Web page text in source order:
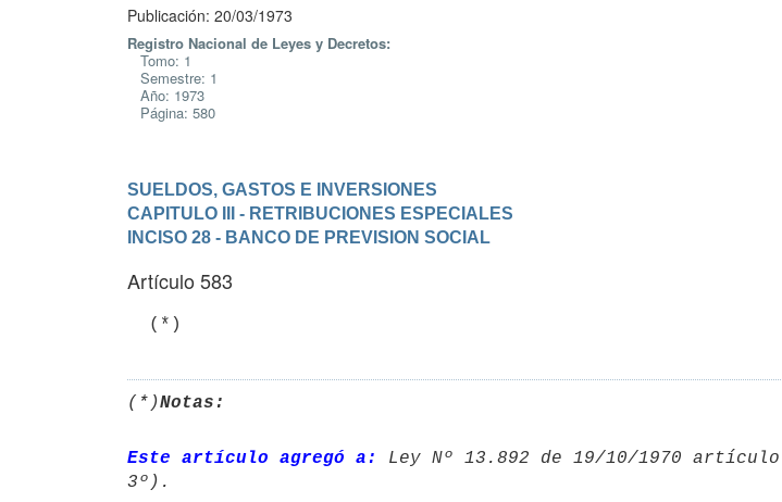
Publicación: 20/03/1973
Registro Nacional de Leyes y Decretos:
Tomo: 1
Semestre: 1
Año: 1973
Página: 580
SUELDOS, GASTOS E INVERSIONES
CAPITULO III - RETRIBUCIONES ESPECIALES
INCISO 28 - BANCO DE PREVISION SOCIAL
Artículo 583
(*)Notas:
Este artículo agregó a: Ley Nº 13.892 de 19/10/1970 artículo